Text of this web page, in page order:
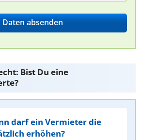
Bist Du eine
darf ein Vermieter die
erhöhen?